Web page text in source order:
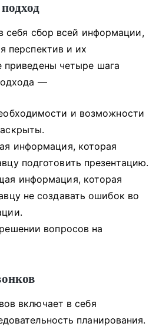
себя сбор всей информации,
перспектив и их
четыре шага
—
и возможности
информация, которая
подготовить презентацию.
информация, которая
не создавать ошибок во
вопросов на
включает в себя
планирования.